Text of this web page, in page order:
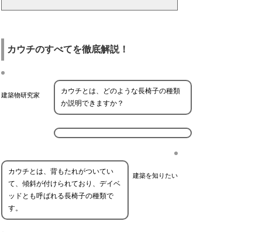
カウチのすべてを徹底解説！
建築物研究家
カウチとは、どのような長椅子の種類
か説明できますか？
建築を知りたい
カウチとは、背もたれがついてい
て、傾斜が付けられており、デイベ
ッドとも呼ばれる長椅子の種類で
す。